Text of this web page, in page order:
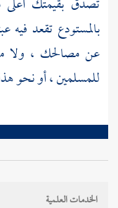
بالمستودع تقعد
عن مصالحك ، ولا
للمسلمين ، أو نحو
الخدمات العلمية